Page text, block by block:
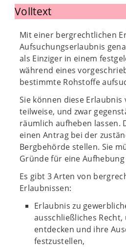
Volltext
Mit einer bergrechtlichen
Aufsuchungserlaubnis
als Einziger in einem
während eines
bestimmte Rohstoffe
Sie können diese
teilweise, und zwar
räumlich aufheben lassen.
einen Antrag bei der
Bergbehörde stellen. Sie
Gründe für eine
Es gibt 3 Arten von
Erlaubnissen:
Erlaubnis zu
ausschließliches
entdecken und ihre
festzustellen,